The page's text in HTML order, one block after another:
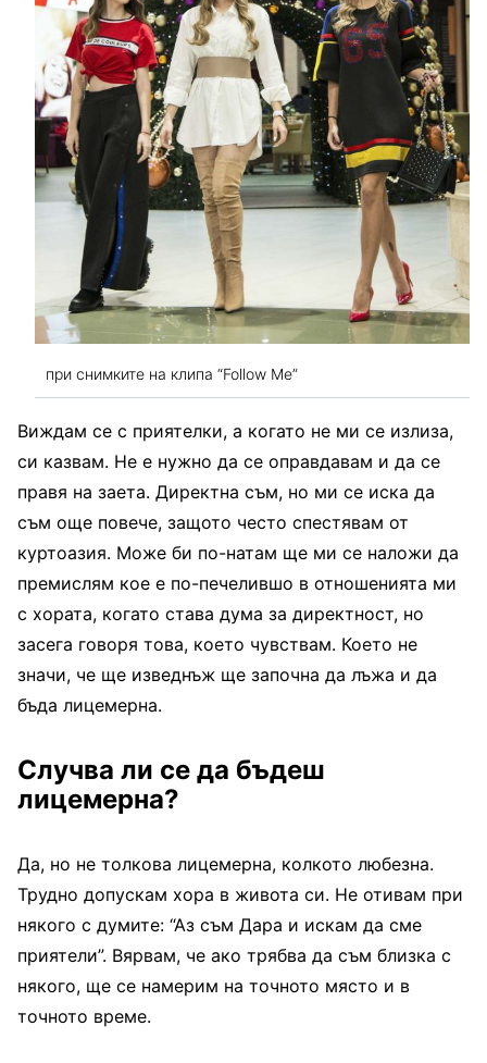
при снимките на клипа “Follow Me”
Виждам се с приятелки, а когато не ми се излиза,
си казвам. Не е нужно да се оправдавам и да се
правя на заета. Директна съм, но ми се иска да
съм още повече, защото често спестявам от
куртоазия. Може би по-натам ще ми се наложи да
премислям кое е по-печелившо в отношенията ми
с хората, когато става дума за директност, но
засега говоря това, което чувствам. Което не
значи, че ще изведнъж ще започна да лъжа и да
бъда лицемерна.
Случва ли се да бъдеш
лицемерна?
Да, но не толкова лицемерна, колкото любезна.
Трудно допускам хора в живота си. Не отивам при
някого с думите: “Аз съм Дара и искам да сме
приятели”. Вярвам, че ако трябва да съм близка с
някого, ще се намерим на точното място и в
точното време.